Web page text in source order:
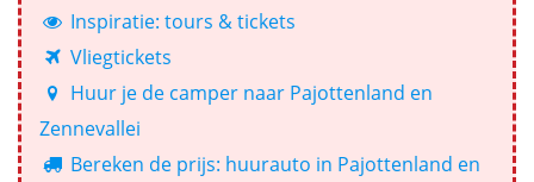
Inspiratie: tours & tickets
Vliegtickets
Huur je de camper naar Pajottenland en
Zennevallei
Bereken de prijs: huurauto in Pajottenland en